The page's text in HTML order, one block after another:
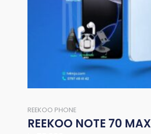
REEKOO PHONE
REEKOO NOTE 70 MAX